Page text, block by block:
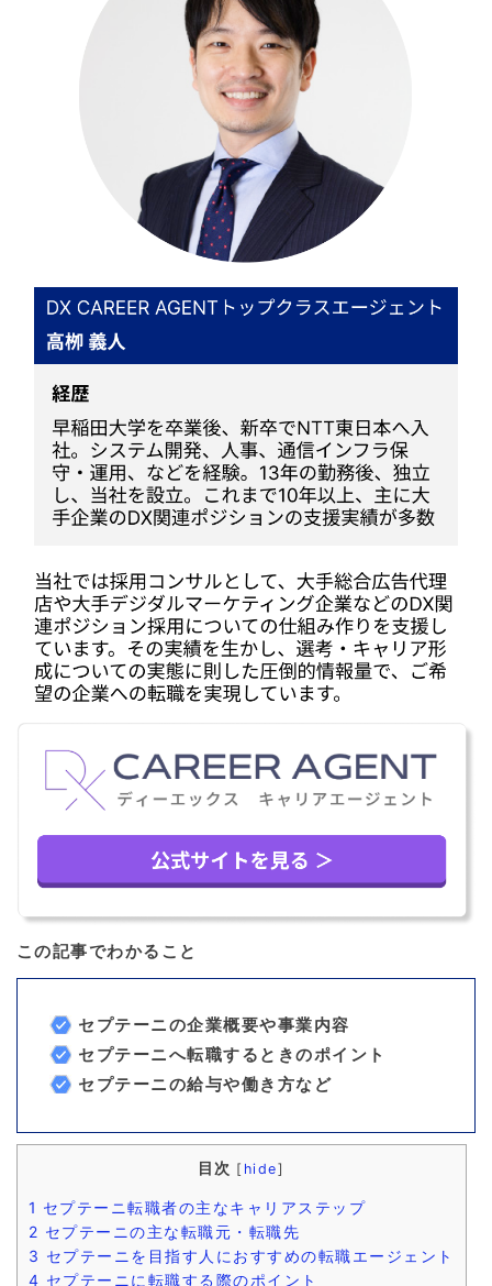
この記事でわかること
セプテーニの企業概要や事業内容
セプテーニへ転職するときのポイント
セプテーニの給与や働き方など
目次 [ hide]
1 セプテーニ転職者の主なキャリアステップ
2 セプテーニの主な転職元・転職先
3 セプテーニを目指す人におすすめの転職エージェント
4 セプテーニに転職する際のポイント